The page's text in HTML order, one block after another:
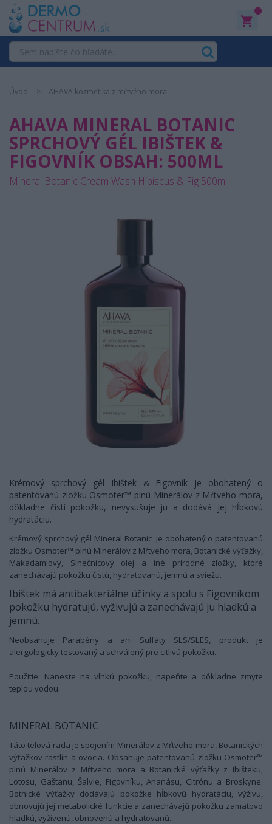
Úvod AHAVA kozmetika z mŕtvého mora
AHAVA MINERAL BOTANIC
SPRCHOVÝ GÉL IBIŠTEK &
FIGOVNÍK OBSAH: 500ML
Mineral Botanic Cream Wash Hibiscus & Fig 500ml
Krémový sprchový gél Ibištek & Figovník je obohatený o
patentovanú zložku Osmoter™ plnú Minerálov z Mŕtveho mora,
dôkladne čistí pokožku, nevysušuje ju a dodává jej hĺbkovú
hydratáciu.
Krémový sprchový gél Mineral Botanic je obohatený o patentovanú
zložku Osmoter™ plnú Minerálov z Mŕtveho mora, Botanické výťažky,
Makadamiový, Slnečnicový olej a iné prírodné zložky, ktoré
zanechávajú pokožku čistú, hydratovanú, jemnú a sviežu.
Ibištek má antibakteriálne účinky a spolu s Figovníkom
pokožku hydratujú, vyživujú a zanechávajú ju hladkú a
jemnú.
Neobsahuje Parabény a ani Sulfáty SLS/SLES, produkt je
alergologicky testovaný a schválený pre citlivú pokožku.
Použitie: Naneste na vlhkú pokožku, napeňte a dôkladne zmyte
teplou vodou.
MINERAL BOTANIC
Táto telová rada je spojením Minerálov z Mŕtveho mora, Botanických
výťažkov rastlín a ovocia. Obsahuje patentovanú zložku Osmoter™
plnú Minerálov z Mŕtveho mora a Botanické výťažky z Ibišteku,
Lotosu, Gaštanu, Šalvie, Figovníku, Ananásu, Citrónu a Broskyne.
Botnické výťažky dodávajú pokožke hĺbkovú hydratáciu, výživu,
obnovujú jej metabolické funkcie a zanechávajú pokožku zamatovo
hladkú, vyživenú, obnovenú a hydratovanú.